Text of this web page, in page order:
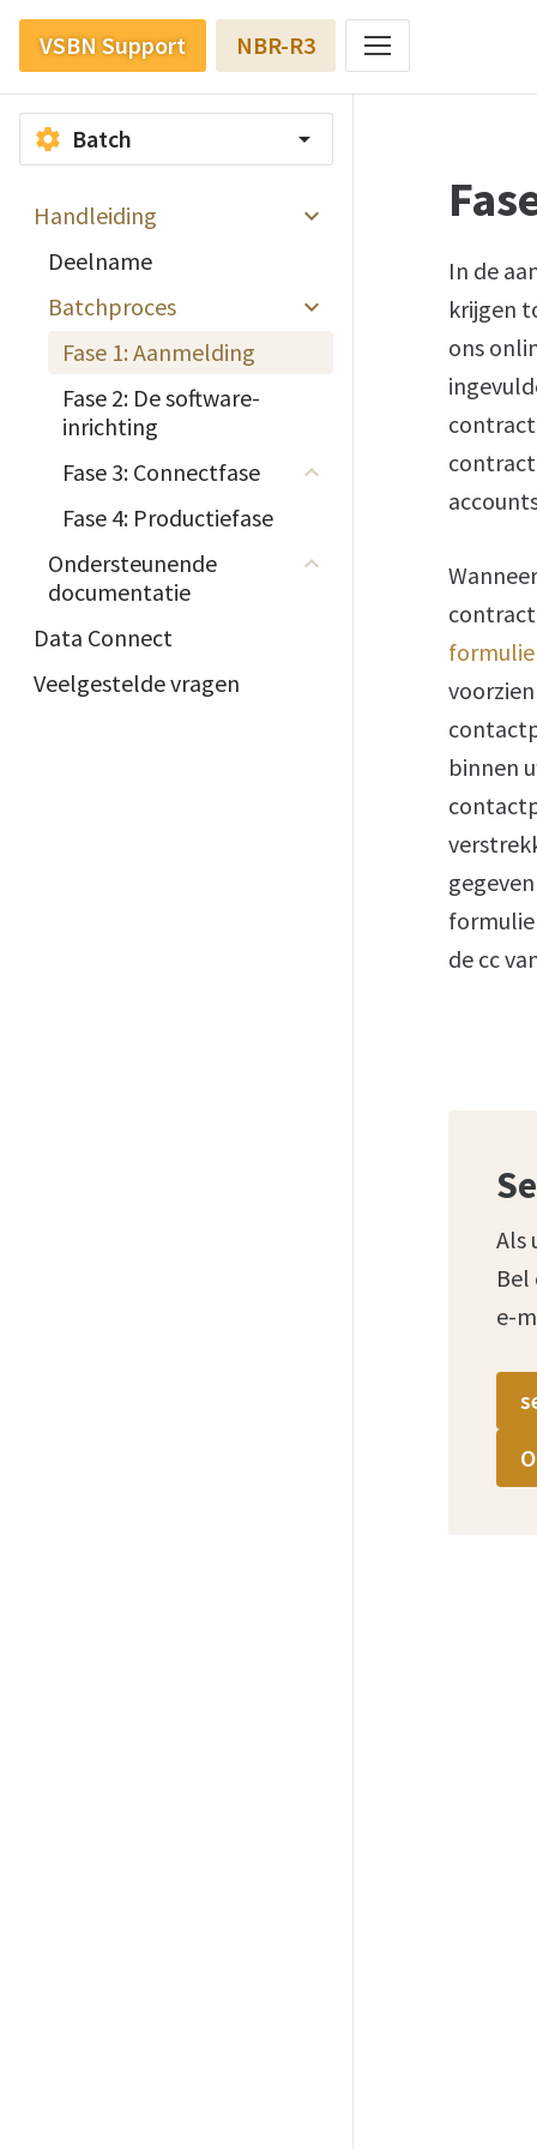
VSBN Support NBR-R3
settings Batch arrow_drop_down
Handleiding
Deelname
Batchproces
Fase 1: Aanmelding
Fase 2: De software-
inrichting
Fase 3: Connectfase
Fase 4: Productiefase
Ondersteunende
documentatie
Data Connect
Veelgestelde vragen
In de
krijgen
ons
binnen
de cc
Als
e-